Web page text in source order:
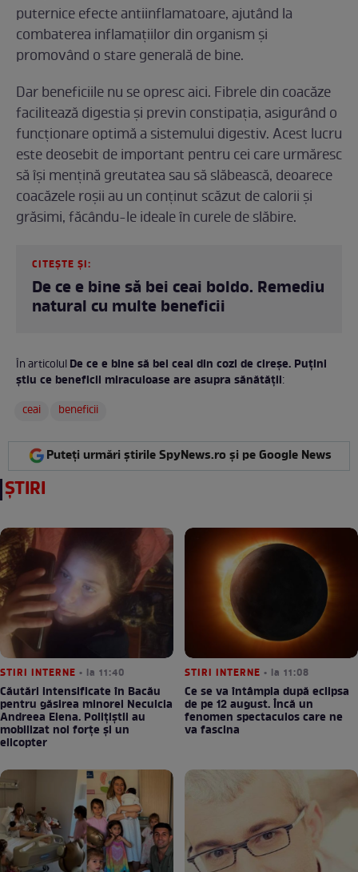
puternice efecte antiinflamatoare, ajutând la
combaterea inflamațiilor din organism și
promovând o stare generală de bine.
Dar beneficiile nu se opresc aici. Fibrele din coacăze
facilitează digestia și previn constipația, asigurând o
funcționare optimă a sistemului digestiv. Acest lucru
este deosebit de important pentru cei care urmăresc
să își mențină greutatea sau să slăbească, deoarece
coacăzele roșii au un conținut scăzut de calorii și
grăsimi, făcându-le ideale în curele de slăbire.
CITEȘTE ȘI:
De ce e bine să bei ceai boldo. Remediu
natural cu multe beneficii
În articolulDe ce e bine să bei ceai din cozi de cireșe. Puțini
știu ce beneficii miraculoase are asupra sănătății:
ceai
beneficii
Puteți urmări știrile SpyNews.ro și pe Google News
ȘTIRI
STIRI INTERNE • la 11:40
Căutări intensificate în Bacău
pentru găsirea minorei Neculcia
Andreea Elena. Polițiștii au
mobilizat noi forțe și un
elicopter
STIRI INTERNE • la 11:08
Ce se va întâmpla după eclipsa
de pe 12 august. Încă un
fenomen spectaculos care ne
va fascina